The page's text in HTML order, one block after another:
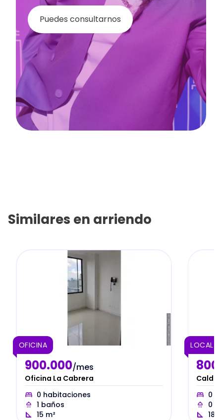
Puedes consultarnos
Similares en arriendo
OFICINA
900.000/mes
Oficina La Cabrera
0 habitaciones
1 baños
15 m²
LOCAL
0
0
18